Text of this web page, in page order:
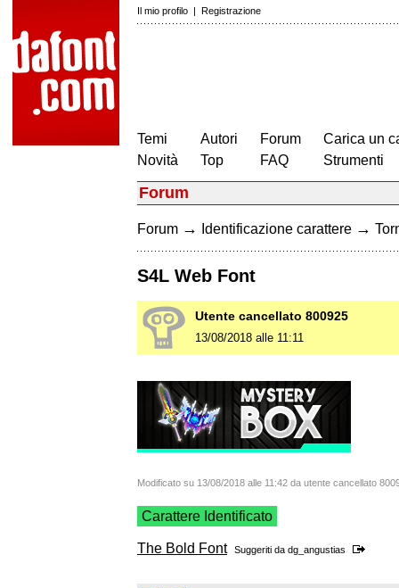
Il mio profilo | Registrazione
Temi
Novità
Autori
Top
Forum
FAQ
Carica un
Strumenti
Forum
Forum → Identificazione carattere →
S4L Web Font
Utente cancellato 800925
13/08/2018 alle 11:11
Modificato su 13/08/2018 alle 11:42 da utente cancellato
Carattere Identificato
The Bold Font Suggeriti da dg_angustias